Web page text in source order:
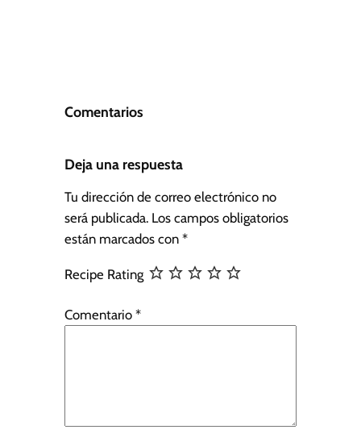
Comentarios
Deja una respuesta
Tu dirección de correo electrónico no
será publicada. Los campos obligatorios
están marcados con *
Recipe Rating
Comentario *